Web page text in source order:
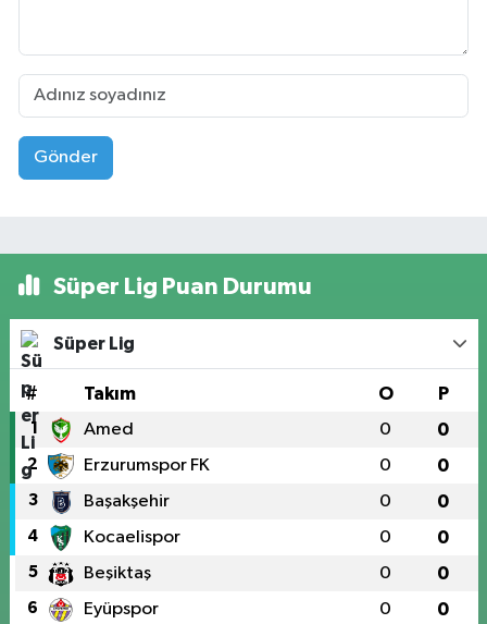
Gönder
Süper Lig Puan Durumu
Süper Lig
# Takım O P
1 Amed 0 0
2 Erzurumspor FK 0 0
3 Başakşehir 0 0
4 Kocaelispor 0 0
5 Beşiktaş 0 0
6 Eyüpspor 0 0